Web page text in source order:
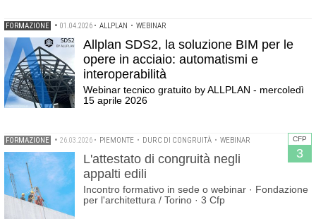
FORMAZIONE • 01.04.2026 • ALLPLAN • WEBINAR
Allplan SDS2, la soluzione BIM per le
opere in acciaio: automatismi e
interoperabilità
Webinar tecnico gratuito by ALLPLAN - mercoledì
15 aprile 2026
CFP
3
FORMAZIONE • 26.03.2026 • PIEMONTE • DURC DI CONGRUITÀ • WEBINAR
L'attestato di congruità negli
appalti edili
Incontro formativo in sede o webinar · Fondazione
per l'architettura / Torino · 3 Cfp